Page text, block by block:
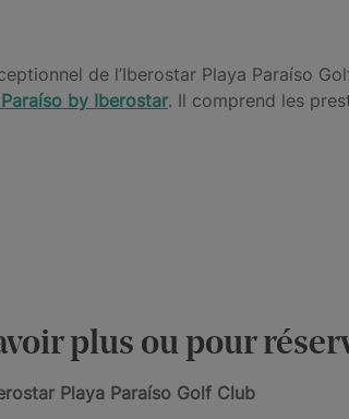
de l’Iberostar Playa Paraíso
Paraíso by Iberostar. Il comprend les
plus ou pour
Playa Paraíso Golf Club